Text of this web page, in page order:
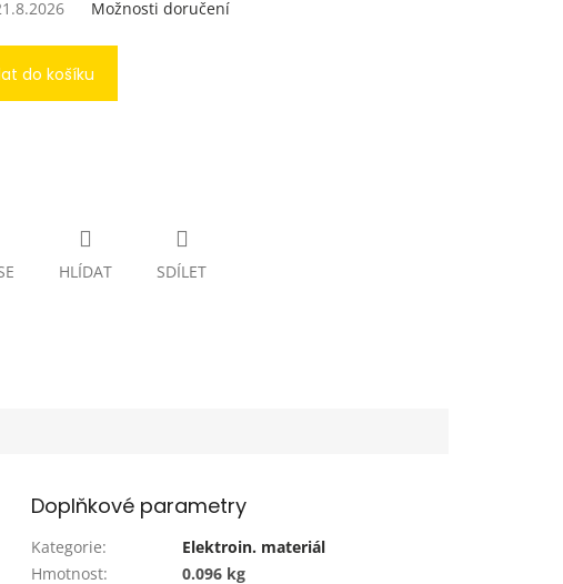
Možnosti doručení
do košíku
HLÍDAT SDÍLET
Doplňkové parametry
Kategorie:
Elektroin. materiál
Hmotnost:
0.096 kg